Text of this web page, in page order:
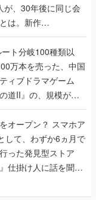
が、30年後に同じ会
は。新作
』で初タッグを組
訊く開発秘話
ト分岐100種類以
万本を売った、中国
ィブドラマゲーム
道II』の、規模が違
ーサーに聞いた
ン？ スマホア
して、わずか6ヵ月で
った発見型ストア
仕掛け人に話を聞い